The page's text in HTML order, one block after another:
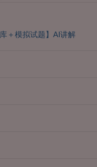
＋模拟试题】AI讲解